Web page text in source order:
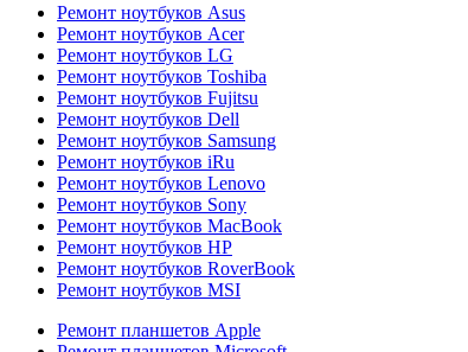
Ремонт ноутбуков Asus
Ремонт ноутбуков Acer
Ремонт ноутбуков LG
Ремонт ноутбуков Toshiba
Ремонт ноутбуков Fujitsu
Ремонт ноутбуков Dell
Ремонт ноутбуков Samsung
Ремонт ноутбуков iRu
Ремонт ноутбуков Lenovo
Ремонт ноутбуков Sony
Ремонт ноутбуков MacBook
Ремонт ноутбуков HP
Ремонт ноутбуков RoverBook
Ремонт ноутбуков MSI
Ремонт планшетов Apple